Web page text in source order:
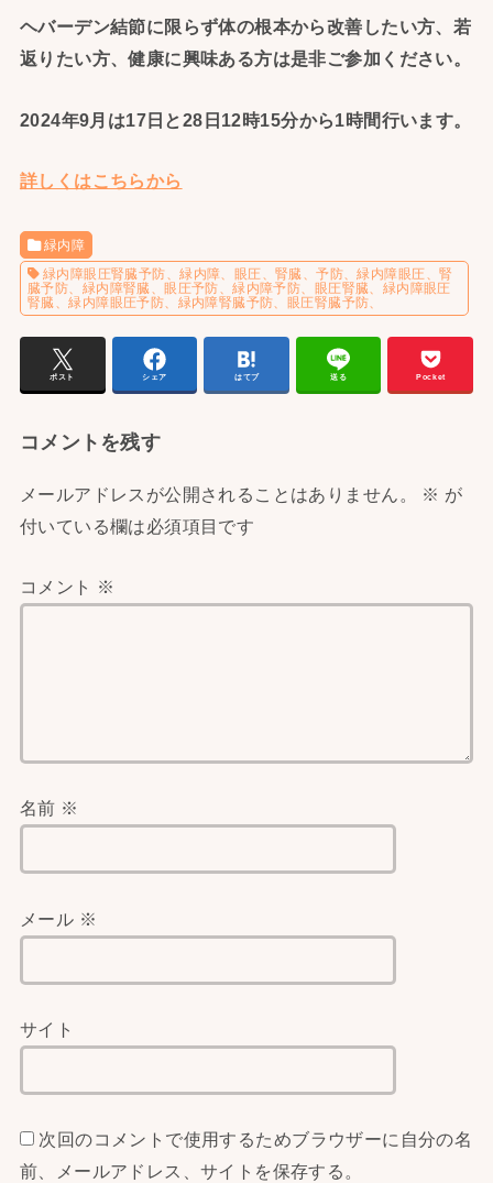
ヘバーデン結節に限らず体の根本から改善したい方、若
返りたい方、健康に興味ある方は是非ご参加ください。
2024年9月は17日と28日12時15分から1時間行います。
詳しくはこちらから
緑内障
緑内障眼圧腎臓予防、緑内障、眼圧、腎臓、予防、緑内障眼圧、腎
臓予防、緑内障腎臓、眼圧予防、緑内障予防、眼圧腎臓、緑内障眼圧
腎臓、緑内障眼圧予防、緑内障腎臓予防、眼圧腎臓予防、
ポスト シェア はてブ 送る Pocket
コメントを残す
メールアドレスが公開されることはありません。 ※ が
付いている欄は必須項目です
コメント ※
名前 ※
メール ※
サイト
次回のコメントで使用するためブラウザーに自分の名
前、メールアドレス、サイトを保存する。